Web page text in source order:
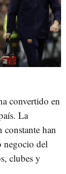
convertido en
La
han
negocio del
clubes y